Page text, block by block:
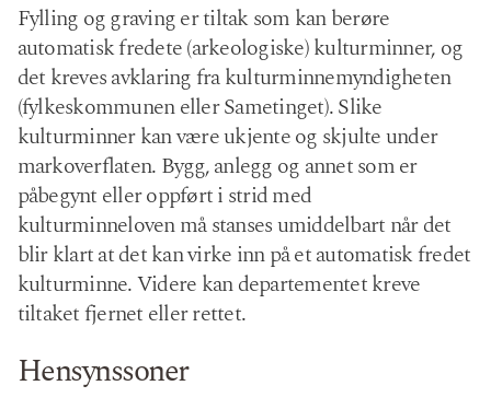
Fylling og graving er tiltak som kan berøre
automatisk fredete (arkeologiske) kulturminner, og
det kreves avklaring fra kulturminnemyndigheten
(fylkeskommunen eller Sametinget). Slike
kulturminner kan være ukjente og skjulte under
markoverflaten. Bygg, anlegg og annet som er
påbegynt eller oppført i strid med
kulturminneloven må stanses umiddelbart når det
blir klart at det kan virke inn på et automatisk fredet
kulturminne. Videre kan departementet kreve
tiltaket fjernet eller rettet.
Hensynssoner